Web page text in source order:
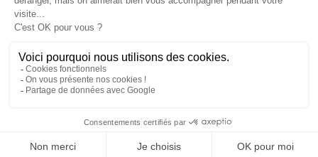
© 2026 - Côté Formations - par Via Compétences
Menu Pied de page
Mentions Légales
Politique de confidentialité